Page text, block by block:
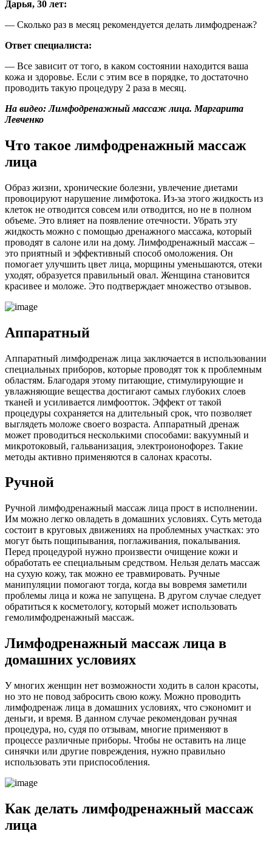
Дарья, 30 лет:
— Сколько раз в месяц рекомендуется делать лимфодренаж?
Ответ специалиста:
— Все зависит от того, в каком состоянии находится ваша
кожа и здоровье. Если с этим все в порядке, то достаточно
проводить такую процедуру 2 раза в месяц.
На видео: Лимфодренажный массаж лица. Маргарита
Левченко
Что такое лимфодренажный массаж
лица
Образ жизни, хронические болезни, увлечение диетами
провоцируют нарушение лимфотока. Из-за этого жидкость из
клеток не отводится совсем или отводится, но не в полном
объеме. Это влияет на появление отечности. Убрать эту
жидкость можно с помощью дренажного массажа, который
проводят в салоне или на дому. Лимфодренажный массаж –
это приятный и эффективный способ омоложения. Он
помогает улучшить цвет лица, морщины уменьшаются, отеки
уходят, образуется правильный овал. Женщина становится
красивее и моложе. Это подтверждает множество отзывов.
Аппаратный­
Аппаратный лимфодренаж лица заключается в использовании
специальных приборов, которые проводят ток к проблемным
областям. Благодаря этому питающие, стимулирующие и
увлажняющие вещества достигают самых глубоких слоев
тканей и усиливается лимфоотток. Эффект от такой
процедуры сохраняется на длительный срок, что позволяет
выглядеть моложе своего возраста. Аппаратный дренаж
может проводиться несколькими способами: вакуумный и
микротоковый, гальванизация, электроионофорез. Такие
методы активно применяются в салонах красоты.
Ручной
Ручной лимфодренажный массаж лица прост в исполнении.
Им можно легко овладеть в домашних условиях. Суть метода
состоит в круговых движениях на проблемных участках: это
могут быть пощипывания, поглаживания, покалывания.
Перед процедурой нужно произвести очищение кожи и
обработать ее специальным средством. Нельзя делать массаж
на сухую кожу, так можно ее травмировать. Ручные
манипуляции помогают тогда, когда вы вовремя заметили
проблемы лица и кожа не запущена. В другом случае следует
обратиться к косметологу, который может использовать
гемолимфодренажный массаж.
Лимфодренажный массаж лица в
домашних условиях
У многих женщин нет возможности ходить в салон красоты,
но это не повод забросить свою кожу. Можно проводить
лимфодренаж лица в домашних условиях, что сэкономит и
деньги, и время. В данном случае рекомендован ручная
процедура, но, судя по отзывам, многие применяют в
процессе различные приборы. Чтобы не оставить на лице
синячки или другие повреждения, нужно правильно
использовать эти приспособления.
Как делать лимфодренажный массаж
лица